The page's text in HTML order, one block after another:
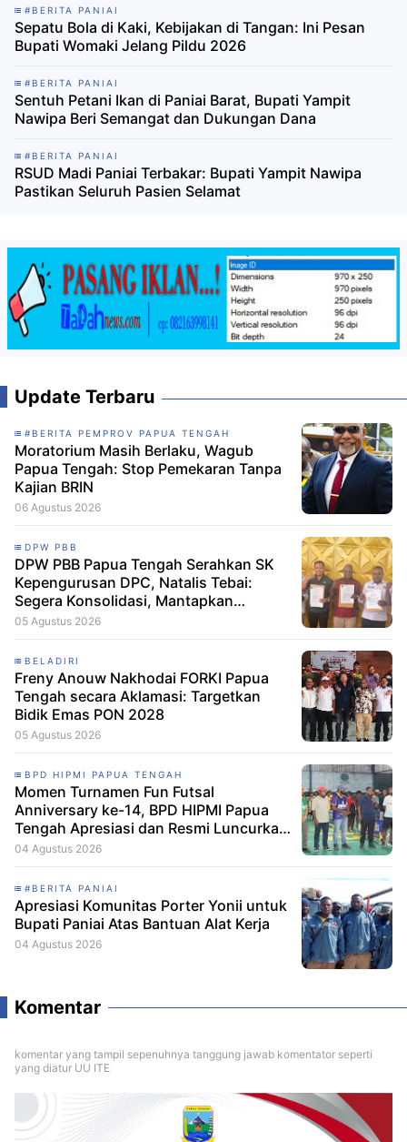
#BERITA PANIAI
Sepatu Bola di Kaki, Kebijakan di Tangan: Ini Pesan
Bupati Womaki Jelang Pildu 2026
#BERITA PANIAI
Sentuh Petani Ikan di Paniai Barat, Bupati Yampit
Nawipa Beri Semangat dan Dukungan Dana
#BERITA PANIAI
RSUD Madi Paniai Terbakar: Bupati Yampit Nawipa
Pastikan Seluruh Pasien Selamat
Update Terbaru
#BERITA PEMPROV PAPUA TENGAH
Moratorium Masih Berlaku, Wagub
Papua Tengah: Stop Pemekaran Tanpa
Kajian BRIN
06 Agustus 2026
DPW PBB
DPW PBB Papua Tengah Serahkan SK
Kepengurusan DPC, Natalis Tebai:
Segera Konsolidasi, Mantapkan
Langkah Verifikasi, untuk 'Maju' 2029
05 Agustus 2026
BELADIRI
Freny Anouw Nakhodai FORKI Papua
Tengah secara Aklamasi: Targetkan
Bidik Emas PON 2028
05 Agustus 2026
BPD HIPMI PAPUA TENGAH
Momen Turnamen Fun Futsal
Anniversary ke-14, BPD HIPMI Papua
Tengah Apresiasi dan Resmi Luncurkan
Skuad Baru Makamagu Papua FC
04 Agustus 2026
#BERITA PANIAI
Apresiasi Komunitas Porter Yonii untuk
Bupati Paniai Atas Bantuan Alat Kerja
04 Agustus 2026
Komentar
komentar yang tampil sepenuhnya tanggung jawab komentator seperti
yang diatur UU ITE